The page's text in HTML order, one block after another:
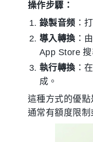
操作步驟：
錄製音频 ：
導入轉換 ：
App Store
執行轉換 ：
成。
這種方式的優
通常有額度限制